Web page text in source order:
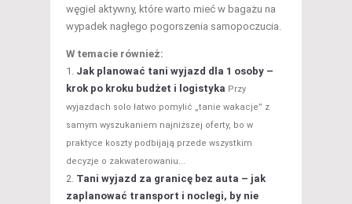
węgiel aktywny, które warto mieć w bagażu na
wypadek nagłego pogorszenia samopoczucia.
W temacie również:
Jak planować tani wyjazd dla 1 osoby –
krok po kroku budżet i logistyka Przy
wyjazdach solo łatwo pomylić „tanie wakacje” z
samym wyszukaniem najniższej oferty, bo w
praktyce koszty podbijają przede wszystkim
decyzje o zakwaterowaniu...
Tani wyjazd za granicę bez auta – jak
zaplanować transport i noclegi, by nie